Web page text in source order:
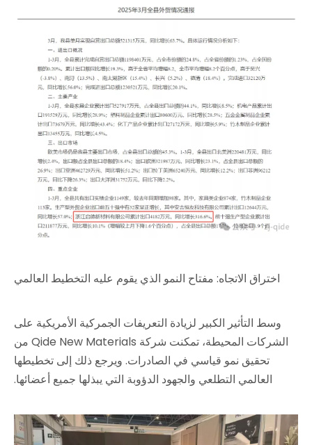
اختراق الاتجاه: مفتاح النمو الذي يقوم عليه التخطيط العالمي
وسط التأثير الكبير لزيادة التعريفات الجمركية الأمريكية على
الشركات المحيطة، تمكنت شركة Qide New Materials من
تحقيق نمو قياسي في الصادرات. ويرجع ذلك إلى تخطيطها
العالمي التطلعي والجهود الدؤوبة التي يبذلها جميع أعضائها.